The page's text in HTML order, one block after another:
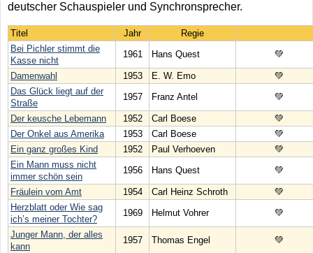
deutscher Schauspieler und Synchronsprecher.
Titel Jahr
Regie
Bei Pichler stimmt die
Kasse nicht
1961 Hans Quest 💚
Damenwahl 1953 E. W. Emo
💚
Das Glück liegt auf der
Straße
1957 Franz Antel 💚
Der keusche Lebemann 1952 Carl Boese
💚
Der Onkel aus Amerika
1953 Carl Boese
💚
Ein ganz großes Kind
1952 Paul Verhoeven
💚
Ein Mann muss nicht
immer schön sein
1956 Hans Quest 💚
Fräulein vom Amt 1954 Carl Heinz Schroth
💚
Herzblatt oder Wie sag
ich’s meiner Tochter?
1969 Helmut Vohrer 💚
Junger Mann, der alles
kann
1957 Thomas Engel 💚